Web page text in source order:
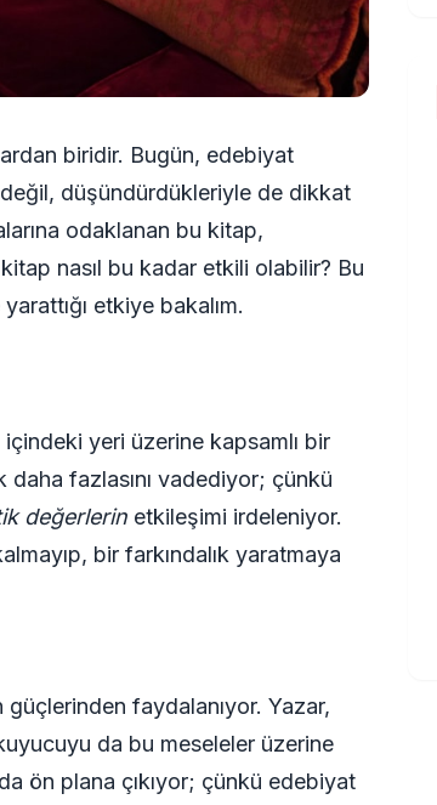
biridir. Bugün, edebiyat
değil, düşündürdükleriyle de dikkat
odaklanan bu kitap,
nasıl bu kadar etkili olabilir? Bu
etkiye bakalım.
içindeki yeri üzerine kapsamlı bir
fazlasını vadediyor; çünkü
değerlerin etkileşimi irdeleniyor.
bir farkındalık yaratmaya
güçlerinden faydalanıyor. Yazar,
da bu meseleler üzerine
ön plana çıkıyor; çünkü edebiyat